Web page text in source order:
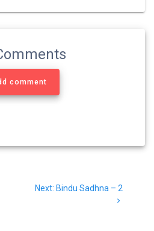
r
A
comment
Next: Next
Bindu Sadhna – 2